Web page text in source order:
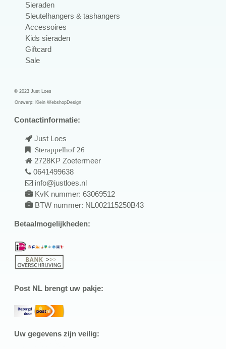
Sieraden
Sleutelhangers & tashangers
Accessoires
Kids sieraden
Giftcard
Sale
© 2023 Just Loes
Ontwerp: Klein WebshopDesign
Contactinformatie:
Just Loes
Sterappelhof 26
2728KP Zoetermeer
0641499638
info@justloes.nl
KvK nummer: 63069512
BTW nummer: NL002115250B43
Betaalmogelijkheden:
Post NL brengt uw pakje:
Uw gegevens zijn veilig: